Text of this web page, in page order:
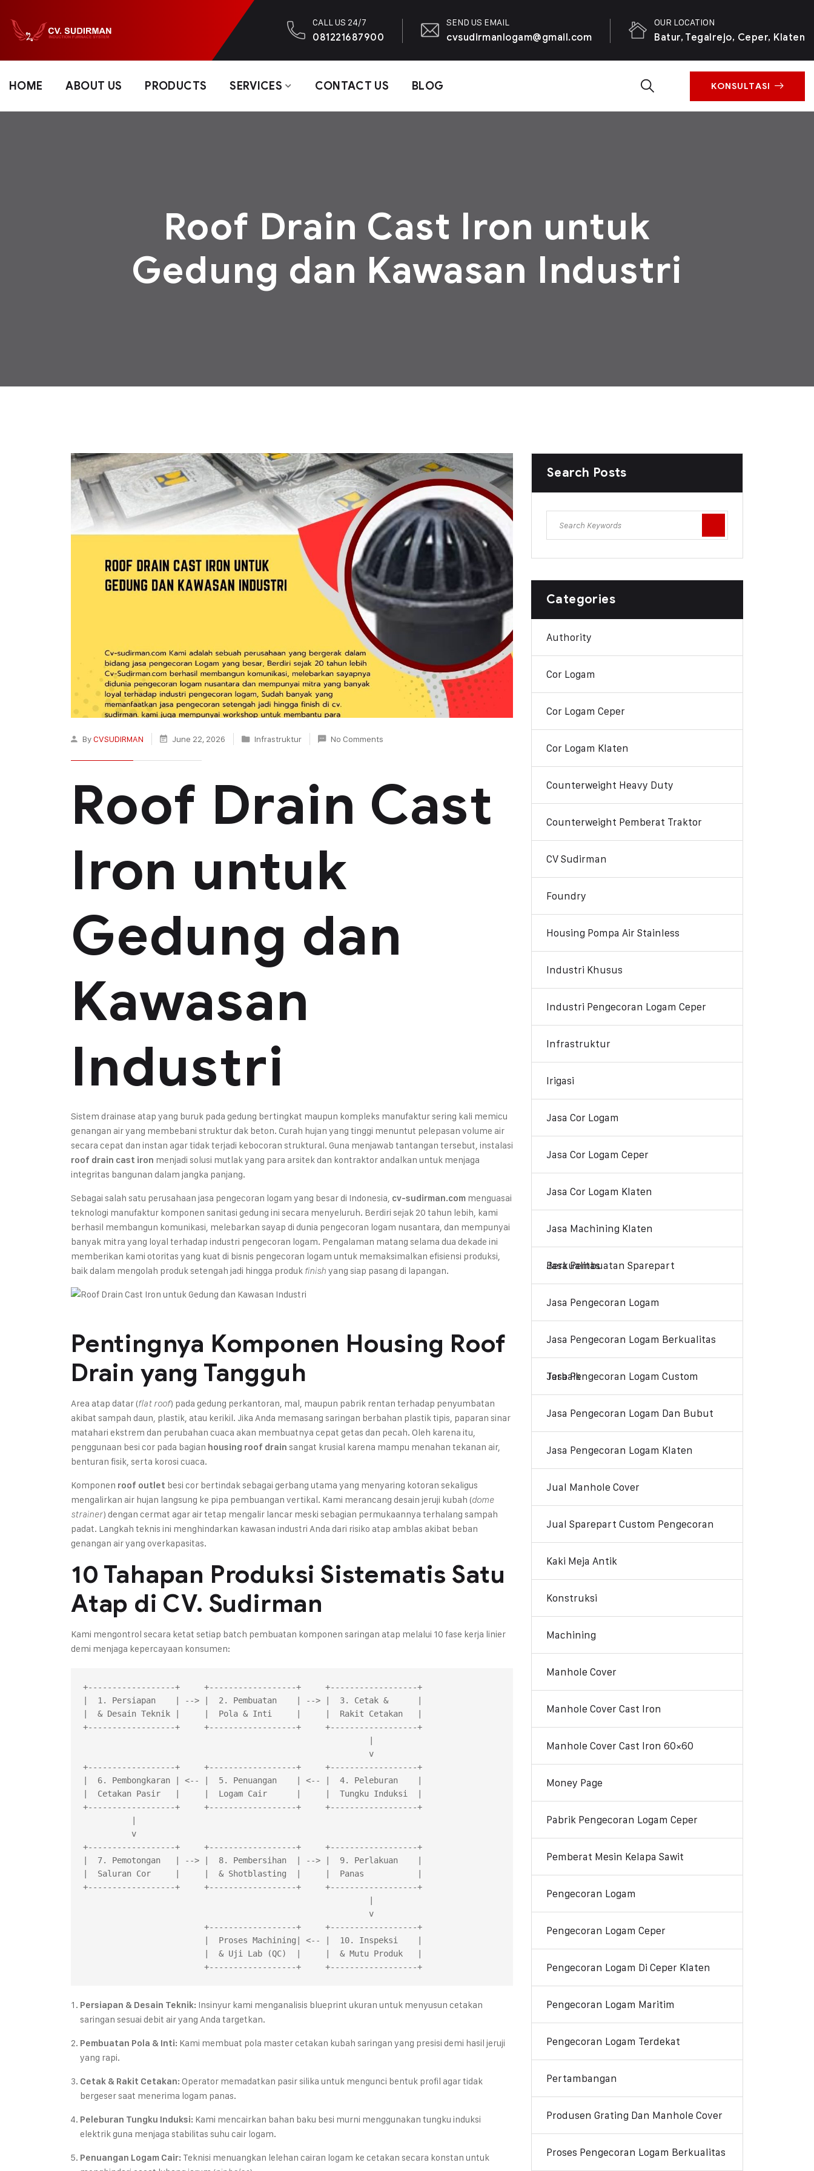
CALL US 24/7
081221687900
SEND US EMAIL
cvsudirmanlogam@gmail.com
OUR LOCATION
Batur, Tegalrejo, Ceper, Klaten
HOME ABOUT US PRODUCTS SERVICES CONTACT US BLOG KONSULTASI
Roof Drain Cast Iron untuk
Gedung dan Kawasan Industri
ByCVSUDIRMAN June 22, 2026 Infrastruktur No Comments
Roof Drain Cast
Iron untuk
Gedung dan
Kawasan
Industri
Sistem drainase atap yang buruk pada gedung bertingkat maupun kompleks manufaktur sering kali memicu
genangan air yang membebani struktur dak beton. Curah hujan yang tinggi menuntut pelepasan volume air
secara cepat dan instan agar tidak terjadi kebocoran struktural. Guna menjawab tantangan tersebut, instalasi
roof drain cast iron menjadi solusi mutlak yang para arsitek dan kontraktor andalkan untuk menjaga
integritas bangunan dalam jangka panjang.
Sebagai salah satu perusahaan jasa pengecoran logam yang besar di Indonesia, cv-sudirman.com menguasai
teknologi manufaktur komponen sanitasi gedung ini secara menyeluruh. Berdiri sejak 20 tahun lebih, kami
berhasil membangun komunikasi, melebarkan sayap di dunia pengecoran logam nusantara, dan mempunyai
banyak mitra yang loyal terhadap industri pengecoran logam. Pengalaman matang selama dua dekade ini
memberikan kami otoritas yang kuat di bisnis pengecoran logam untuk memaksimalkan efisiensi produksi,
baik dalam mengolah produk setengah jadi hingga produk finish yang siap pasang di lapangan.
Pentingnya Komponen Housing Roof
Drain yang Tangguh
Area atap datar (flat roof) pada gedung perkantoran, mal, maupun pabrik rentan terhadap penyumbatan
akibat sampah daun, plastik, atau kerikil. Jika Anda memasang saringan berbahan plastik tipis, paparan sinar
matahari ekstrem dan perubahan cuaca akan membuatnya cepat getas dan pecah. Oleh karena itu,
penggunaan besi cor pada bagian housing roof drain sangat krusial karena mampu menahan tekanan air,
benturan fisik, serta korosi cuaca.
Komponen roof outlet besi cor bertindak sebagai gerbang utama yang menyaring kotoran sekaligus
mengalirkan air hujan langsung ke pipa pembuangan vertikal. Kami merancang desain jeruji kubah (dome
strainer) dengan cermat agar air tetap mengalir lancar meski sebagian permukaannya terhalang sampah
padat. Langkah teknis ini menghindarkan kawasan industri Anda dari risiko atap amblas akibat beban
genangan air yang overkapasitas.
10 Tahapan Produksi Sistematis Satu
Atap di CV. Sudirman
Kami mengontrol secara ketat setiap batch pembuatan komponen saringan atap melalui 10 fase kerja linier
demi menjaga kepercayaan konsumen:
+------------------+     +------------------+     +------------------+
|  1. Persiapan    | --> |  2. Pembuatan    | --> |  3. Cetak &      |
|  & Desain Teknik |     |  Pola & Inti     |     |  Rakit Cetakan   |
+------------------+     +------------------+     +------------------+
+------------------+     +------------------+     +------------------+
|  6. Pembongkaran | <-- |  5. Penuangan    | <-- |  4. Peleburan    |
|  Cetakan Pasir   |     |  Logam Cair      |     |  Tungku Induksi  |
+------------------+     +------------------+     +------------------+
+------------------+     +------------------+     +------------------+
|  7. Pemotongan   | --> |  8. Pembersihan  | --> |  9. Perlakuan    |
|  Saluran Cor     |     |  & Shotblasting  |     |  Panas           |
+------------------+     +------------------+     +------------------+
Persiapan & Desain Teknik: Insinyur kami menganalisis blueprint ukuran untuk menyusun cetakan
saringan sesuai debit air yang Anda targetkan.
Pembuatan Pola & Inti: Kami membuat pola master cetakan kubah saringan yang presisi demi hasil jeruji
yang rapi.
Cetak & Rakit Cetakan: Operator memadatkan pasir silika untuk mengunci bentuk profil agar tidak
bergeser saat menerima logam panas.
Peleburan Tungku Induksi: Kami mencairkan bahan baku besi murni menggunakan tungku induksi
elektrik guna menjaga stabilitas suhu cair logam.
Penuangan Logam Cair: Teknisi menuangkan lelehan cairan logam ke cetakan secara konstan untuk
Search Posts
Categories
Authority
Cor Logam
Cor Logam Ceper
Cor Logam Klaten
Counterweight Heavy Duty
Counterweight Pemberat Traktor
CV Sudirman
Foundry
Housing Pompa Air Stainless
Industri Khusus
Industri Pengecoran Logam Ceper
Infrastruktur
Irigasi
Jasa Cor Logam
Jasa Cor Logam Ceper
Jasa Cor Logam Klaten
Jasa Machining Klaten
Jasa Pembuatan Sparepart Berkualitas
Jasa Pengecoran Logam
Jasa Pengecoran Logam Berkualitas
Jasa Pengecoran Logam Custom Terbaik
Jasa Pengecoran Logam Dan Bubut
Jasa Pengecoran Logam Klaten
Jual Manhole Cover
Jual Sparepart Custom Pengecoran
Kaki Meja Antik
Konstruksi
Machining
Manhole Cover
Manhole Cover Cast Iron
Manhole Cover Cast Iron 60×60
Money Page
Pabrik Pengecoran Logam Ceper
Pemberat Mesin Kelapa Sawit
Pengecoran Logam
Pengecoran Logam Ceper
Pengecoran Logam Di Ceper Klaten
Pengecoran Logam Maritim
Pengecoran Logam Terdekat
Pertambangan
Produsen Grating Dan Manhole Cover
Proses Pengecoran Logam Berkualitas